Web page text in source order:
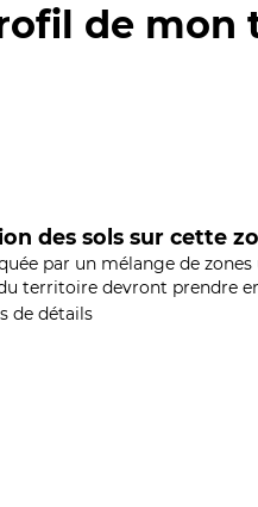
de mon
des sols sur cette
par un mélange de
territoire devront prendre
de détails